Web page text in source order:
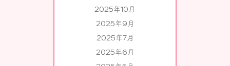
2025年10月
2025年9月
2025年7月
2025年6月